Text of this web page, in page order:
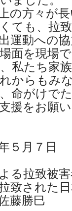
の方々が
ても、拉
運動への
面を現場
私たち家
からもみ
命がけで
援をお願
５月７日
る拉致被
致された
藤勝巳